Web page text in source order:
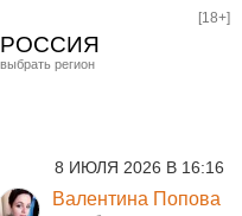
РОССИЯ
Курган
[18+]
8 ИЮЛЯ 2026 В 16:16
Валентина Попова